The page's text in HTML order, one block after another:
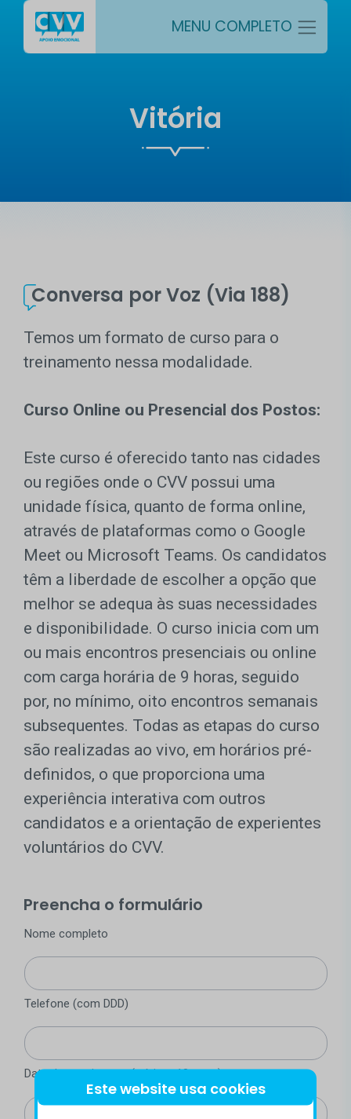
MENU COMPLETO
Vitória
Conversa por Voz (Via 188)
Temos um formato de curso para o
treinamento nessa modalidade.
Curso Online ou Presencial dos Postos:
Este curso é oferecido tanto nas cidades
ou regiões onde o CVV possui uma
unidade física, quanto de forma online,
através de plataformas como o Google
Meet ou Microsoft Teams. Os candidatos
têm a liberdade de escolher a opção que
melhor se adequa às suas necessidades
e disponibilidade. O curso inicia com um
ou mais encontros presenciais ou online
com carga horária de 9 horas, seguido
por, no mínimo, oito encontros semanais
subsequentes. Todas as etapas do curso
são realizadas ao vivo, em horários pré-
definidos, o que proporciona uma
experiência interativa com outros
candidatos e a orientação de experientes
voluntários do CVV.
Preencha o formulário
Nome completo
Telefone (com DDD)
Data de nascimento (mínimo 18 anos)
Este website usa cookies